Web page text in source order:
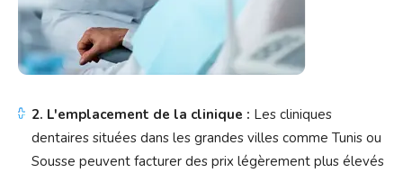
2. L'emplacement de la clinique : Les cliniques
dentaires situées dans les grandes villes comme Tunis ou
Sousse peuvent facturer des prix légèrement plus élevés